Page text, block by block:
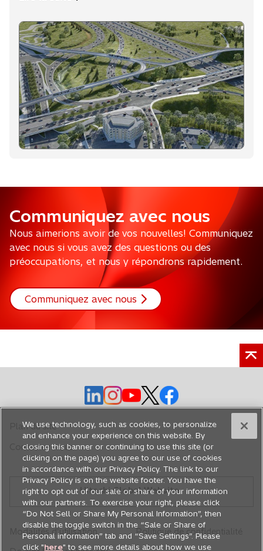
o
u
v
r
e
d
a
n
s
u
e
l
o
n
l
e
t
Communiquez avec nous
Nous aimerions avoir de vos nouvelles! Communiquez
avec nous si vous avez des questions ou des
préoccupations, et nous y répondrons rapidement.
Communiquez avec nous
s
’
o
u
v
r
e
d
a
n
s
u
s
’
o
u
v
r
e
d
a
n
s
u
s
’
o
u
v
r
e
d
a
n
s
u
s
’
o
u
v
r
e
d
a
n
s
u
s
’
o
u
v
r
e
d
a
n
s
u
Plan du site
Contactez-nous
Hitachi Global Website
Modalités d’utilisation
Politique de confidentialité
We use technology, such as cookies, to personalize
and enhance your experience on this website. By
closing this banner or continuing to use this site (or
clicking on the page) you agree to our use of cookies
in accordance with our Privacy Policy. The link to our
Privacy Policy is on the website footer. You have the
right to opt out of our sale or share of your information
with our partners. To exercise your right, please click
“Do Not Sell or Share My Personal Information”, then
disable the toggle switch in the “Sale or Share of
Personal information” tab and “Save Settings”. Please
click "here" to see more details about how we use